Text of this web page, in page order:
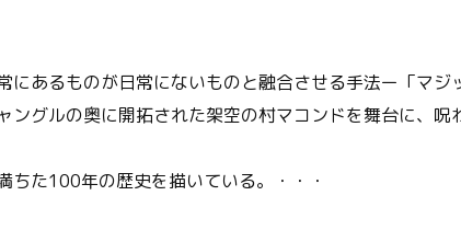
にあるものが日常にないものと融合させる手法ー「マジ
ングルの奥に開拓された架空の村マコンドを舞台に、呪
ちた100年の歴史を描いている。・・・